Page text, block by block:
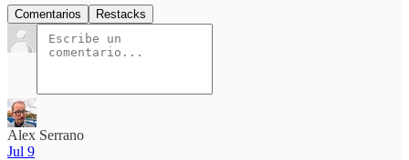
Comentarios Restacks
Alex Serrano
Jul 9